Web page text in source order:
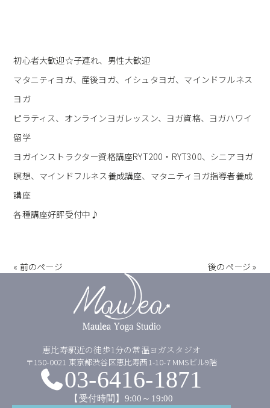
初心者大歓迎☆子連れ、男性大歓迎
マタニティヨガ、産後ヨガ、イシュタヨガ、マインドフルネス
ヨガ
ピラティス、オンラインヨガレッスン、ヨガ資格、ヨガハワイ
留学
ヨガインストラクター資格講座RYT200・RYT300、シニアヨガ
瞑想、マインドフルネス養成講座、マタニティヨガ指導者養成
講座
各種講座好評受付中♪
« 前のページ 後のページ »
恵比寿駅近の徒歩1分の常温ヨガスタジオ
〒150-0021 東京都渋谷区恵比寿西1-10-7 MMSビル9階
03-6416-1871
【受付時間】9:00～19:00